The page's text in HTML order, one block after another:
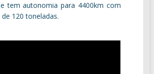
tem autonomia para 4400km com
120 toneladas.